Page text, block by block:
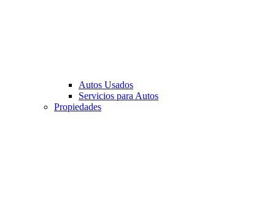
Autos Usados
Servicios para Autos
Propiedades